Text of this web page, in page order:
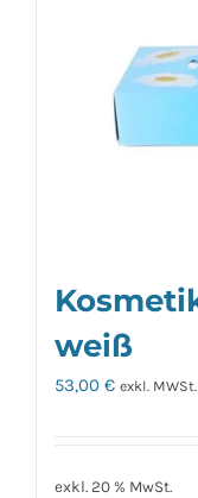
weiß
53,00 € exkl. MWSt.
exkl. 20 % MwSt.